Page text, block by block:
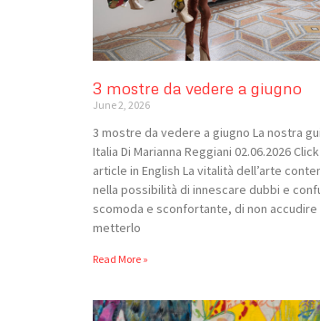
3 mostre da vedere a giugno
June 2, 2026
3 mostre da vedere a giugno La nostra
Italia Di Marianna Reggiani 02.06.2026
article in English La vitalità dell’arte
nella possibilità di innescare dubbi e
scomoda e sconfortante, di non accudire
metterlo
Read More »